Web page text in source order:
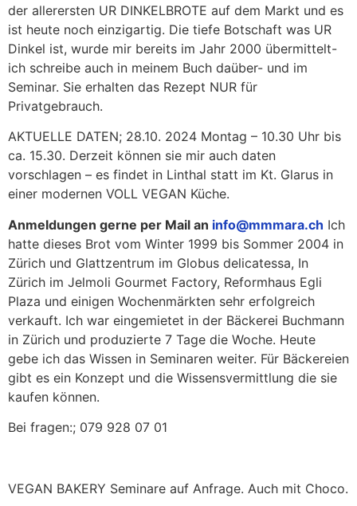
der allerersten UR DINKELBROTE auf dem Markt und es
ist heute noch einzigartig. Die tiefe Botschaft was UR
Dinkel ist, wurde mir bereits im Jahr 2000 übermittelt-
ich schreibe auch in meinem Buch daüber- und im
Seminar. Sie erhalten das Rezept NUR für
Privatgebrauch.
AKTUELLE DATEN; 28.10. 2024 Montag – 10.30 Uhr bis
ca. 15.30. Derzeit können sie mir auch daten
vorschlagen – es findet in Linthal statt im Kt. Glarus in
einer modernen VOLL VEGAN Küche.
Anmeldungen gerne per Mail an info@mmmara.ch Ich
hatte dieses Brot vom Winter 1999 bis Sommer 2004 in
Zürich und Glattzentrum im Globus delicatessa, In
Zürich im Jelmoli Gourmet Factory, Reformhaus Egli
Plaza und einigen Wochenmärkten sehr erfolgreich
verkauft. Ich war eingemietet in der Bäckerei Buchmann
in Zürich und produzierte 7 Tage die Woche. Heute
gebe ich das Wissen in Seminaren weiter. Für Bäckereien
gibt es ein Konzept und die Wissensvermittlung die sie
kaufen können.
Bei fragen:; 079 928 07 01
VEGAN BAKERY Seminare auf Anfrage. Auch mit Choco.